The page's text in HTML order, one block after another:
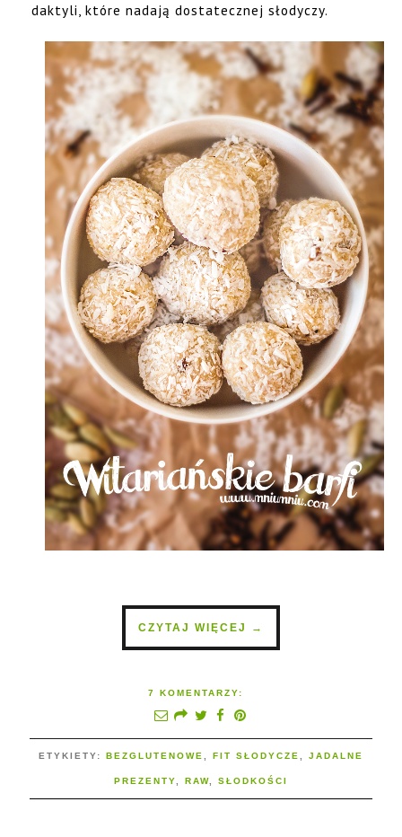
daktyli, które nadają dostatecznej słodyczy.
CZYTAJ WIĘCEJ →
7 KOMENTARZY:
ETYKIETY: BEZGLUTENOWE FIT SŁODYCZE JADALNE
PREZENTY RAW SŁODKOŚCI